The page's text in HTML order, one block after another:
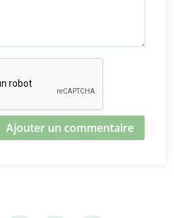
Ajouter un commentaire